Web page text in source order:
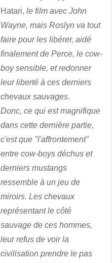
Hatari, le film avec John
Wayne, mais Roslyn va tout
faire pour les libérer, aidé
finalement de Perce, le cow-
boy sensible, et redonner
leur liberté à ces derniers
chevaux sauvages.
Donc, ce qui est magnifique
dans cette dernière partie,
c'est que "l'affrontement"
entre cow-boys déchus et
derniers mustangs
ressemble à un jeu de
miroirs. Les chevaux
représentant le côté
sauvage de ces hommes,
leur refus de voir la
civilisation prendre le pas